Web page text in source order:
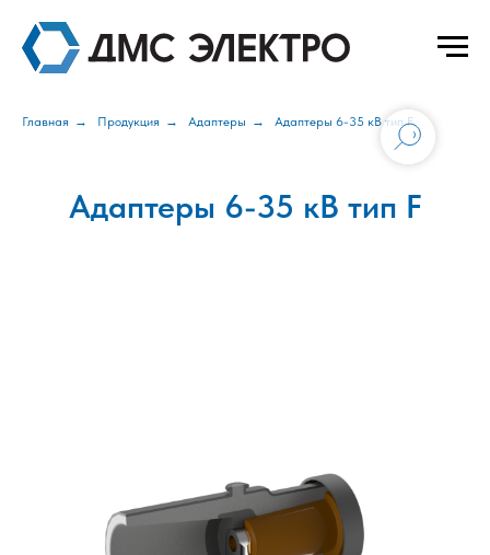
Главная → Продукция → Адаптеры → Адаптеры 6-35 кВ тип F
Адаптеры 6-35 кВ тип F